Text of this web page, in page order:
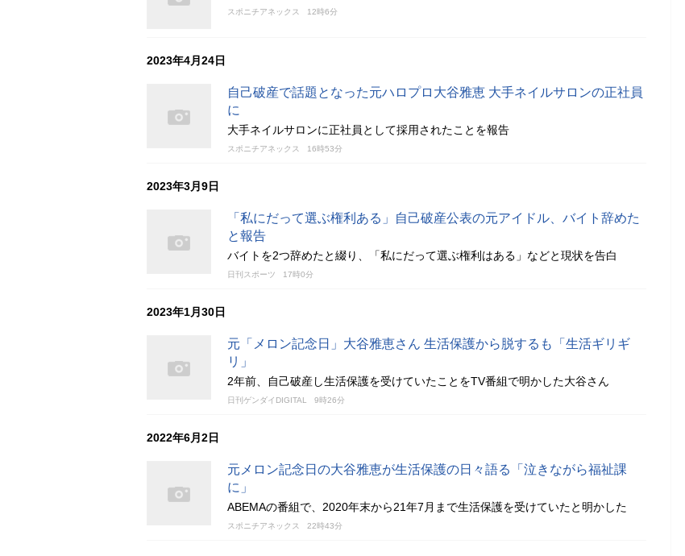
スポニチアネックス 12時6分
2023年4月24日
自己破産で話題となった元ハロプロ大谷雅恵 大手ネイルサロンの正社員
に
大手ネイルサロンに正社員として採用されたことを報告
スポニチアネックス 16時53分
2023年3月9日
「私にだって選ぶ権利ある」自己破産公表の元アイドル、バイト辞めた
と報告
バイトを2つ辞めたと綴り、「私にだって選ぶ権利はある」などと現状を告白
日刊スポーツ 17時0分
2023年1月30日
元「メロン記念日」大谷雅恵さん 生活保護から脱するも「生活ギリギ
リ」
2年前、自己破産し生活保護を受けていたことをTV番組で明かした大谷さん
日刊ゲンダイDIGITAL 9時26分
2022年6月2日
元メロン記念日の大谷雅恵が生活保護の日々語る「泣きながら福祉課
に」
ABEMAの番組で、2020年末から21年7月まで生活保護を受けていたと明かした
スポニチアネックス 22時43分